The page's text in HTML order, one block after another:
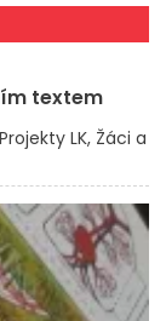
textem
LK Žáci a